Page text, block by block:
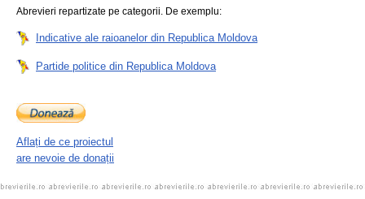
Abrevieri repartizate pe categorii. De exemplu:
Indicative ale raioanelor din Republica Moldova
Partide politice din Republica Moldova
Aflați de ce proiectul
are nevoie de donații